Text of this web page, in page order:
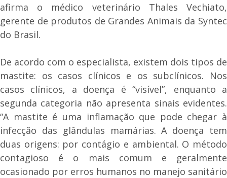
afirma o médico veterinário Thales Vechiato,
gerente de produtos de Grandes Animais da Syntec
do Brasil.
De acordo com o especialista, existem dois tipos de
mastite: os casos clínicos e os subclínicos. Nos
casos clínicos, a doença é “visível”, enquanto a
segunda categoria não apresenta sinais evidentes.
“A mastite é uma inflamação que pode chegar à
infecção das glândulas mamárias. A doença tem
duas origens: por contágio e ambiental. O método
contagioso é o mais comum e geralmente
ocasionado por erros humanos no manejo sanitário